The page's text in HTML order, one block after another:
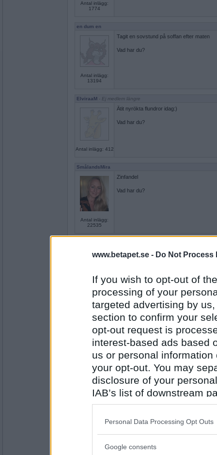
www.betapet.se - Do Not Process
If you wish to opt-out of
processing of your
targeted advertising by
section to confirm your
opt-out request is
interest-based ads based
us or personal
your opt-out. You may
disclosure of your
IAB’s list of downstream
also be disclosed by us
Downstream Participants
Please note that this
Personal Data Processing Opt Outs
Google consents
Antal inlägg:
1774
en dum en
Antal inlägg:
13194
Tagit en sovstund på soffan efter maten
Vad har du?
ElviraaM - Ej medlem längre
Antal inlägg: 412
Ätit nyrökta flundror idag:)
Vad har du?
SmålandsMira
Antal inlägg:
22535
Zinfandel
Vad har du?
Antal inlägg: 658
En stabil ledning över dig.
Vad har du?
Antal inlägg:
2871
jag har plockat jordgubbar innan regnet
Vad har du?
Nick_3- Ej medlem längre
Antal inlägg: 206
Jag har plockat kantareller